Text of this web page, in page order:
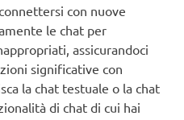
con nuove
le chat per
assicurandoci
significative con
la chat testuale o la chat
di chat di cui hai